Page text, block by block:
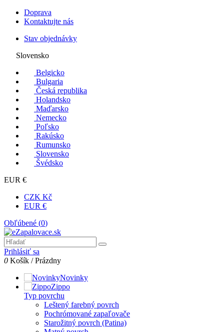
Doprava
Kontaktujte nás
Stav objednávky
Slovensko
Belgicko
Bulgaria
Česká republika
Holandsko
Maďarsko
Nemecko
Poľsko
Rakúsko
Rumunsko
Slovensko
Švédsko
EUR €
CZK Kč
EUR €
Obľúbené (0)
Prihlásiť sa
0 Košík /Prázdny
Novinky
Zippo
Typ povrchu
Leštený farebný povrch
Pochrómované zapaľovače
Starožitný povrch (Patina)